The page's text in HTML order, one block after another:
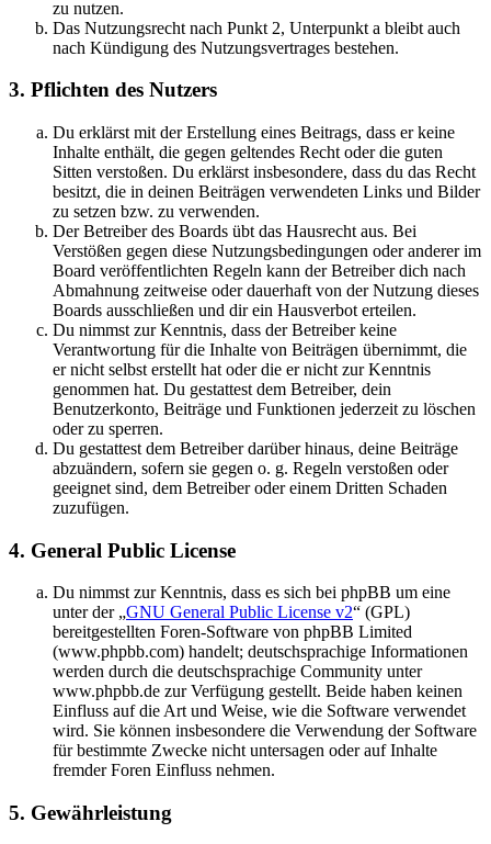
zu nutzen.
Das Nutzungsrecht nach Punkt 2, Unterpunkt a bleibt auch
nach Kündigung des Nutzungsvertrages bestehen.
3. Pflichten des Nutzers
Du erklärst mit der Erstellung eines Beitrags, dass er keine
Inhalte enthält, die gegen geltendes Recht oder die guten
Sitten verstoßen. Du erklärst insbesondere, dass du das Recht
besitzt, die in deinen Beiträgen verwendeten Links und Bilder
zu setzen bzw. zu verwenden.
Der Betreiber des Boards übt das Hausrecht aus. Bei
Verstößen gegen diese Nutzungsbedingungen oder anderer im
Board veröffentlichten Regeln kann der Betreiber dich nach
Abmahnung zeitweise oder dauerhaft von der Nutzung dieses
Boards ausschließen und dir ein Hausverbot erteilen.
Du nimmst zur Kenntnis, dass der Betreiber keine
Verantwortung für die Inhalte von Beiträgen übernimmt, die
er nicht selbst erstellt hat oder die er nicht zur Kenntnis
genommen hat. Du gestattest dem Betreiber, dein
Benutzerkonto, Beiträge und Funktionen jederzeit zu löschen
oder zu sperren.
Du gestattest dem Betreiber darüber hinaus, deine Beiträge
abzuändern, sofern sie gegen o. g. Regeln verstoßen oder
geeignet sind, dem Betreiber oder einem Dritten Schaden
zuzufügen.
4. General Public License
Du nimmst zur Kenntnis, dass es sich bei phpBB um eine
unter der „GNU General Public License v2“ (GPL)
bereitgestellten Foren-Software von phpBB Limited
(www.phpbb.com) handelt; deutschsprachige Informationen
werden durch die deutschsprachige Community unter
www.phpbb.de zur Verfügung gestellt. Beide haben keinen
Einfluss auf die Art und Weise, wie die Software verwendet
wird. Sie können insbesondere die Verwendung der Software
für bestimmte Zwecke nicht untersagen oder auf Inhalte
fremder Foren Einfluss nehmen.
5. Gewährleistung